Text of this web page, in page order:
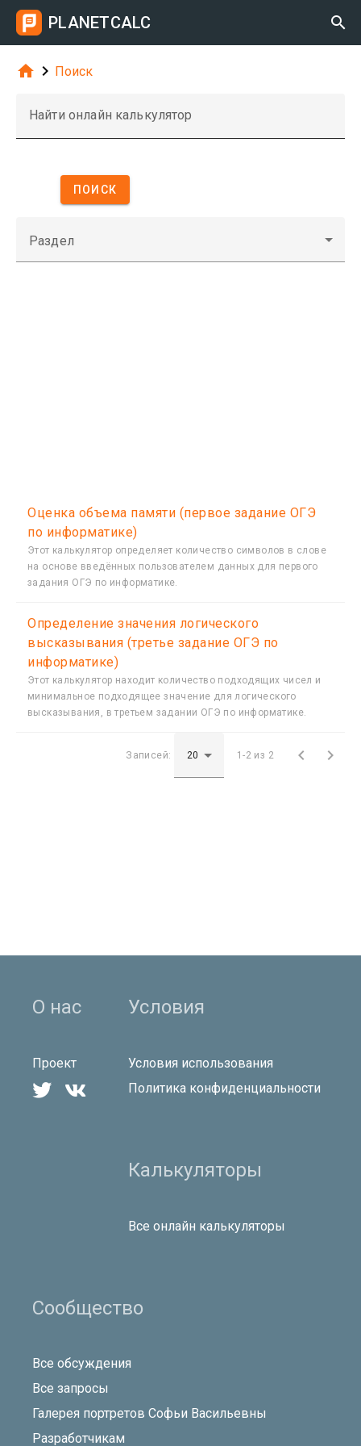
PLANETCALC 
  Поиск
Найти онлайн калькулятор
ПОИСК
Раздел
Oценка объема памяти (первое задание ОГЭ
по информатике)
Этот калькулятор определяет количество символов в слове
на основе введённых пользователем данных для первого
задания ОГЭ по информатике.
Определение значения логического
высказывания (третье задание ОГЭ по
информатике)
Этот калькулятор находит количество подходящих чисел и
минимальное подходящее значение для логического
высказывания, в третьем задании ОГЭ по информатике.
Записей: 1-2 из 2  
О нас
Проект
 
Условия
Условия использования
Политика конфиденциальности
Калькуляторы
Все онлайн калькуляторы
Сообщество
Все обсуждения
Все запросы
Галерея портретов Софьи Васильевны
Разработчикам